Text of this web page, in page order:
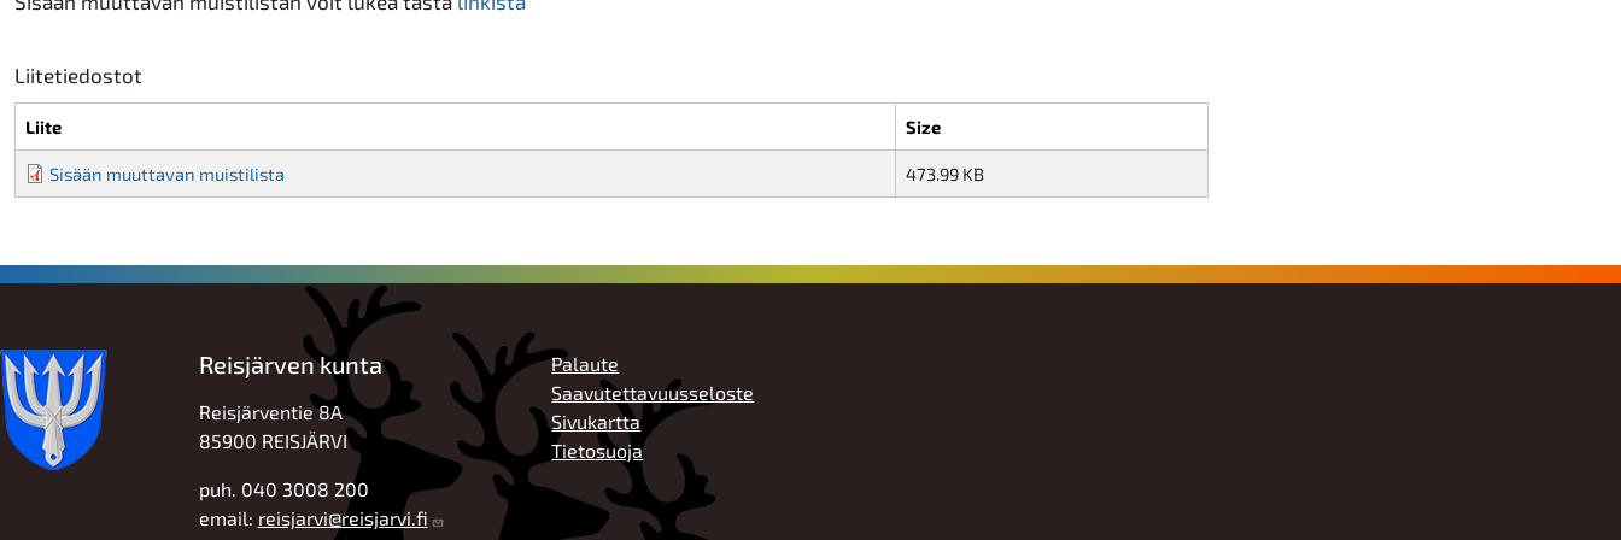
Liitetiedostot
Liite Size
Sisään muuttavan muistilista 473.99 KB
Reisjärven kunta
Reisjärventie 8A
85900 REISJÄRVI
puh. 040 3008 200
email: reisjarvi@reisjarvi.fi
ALATUNNISTE
Palaute
Saavutettavuusseloste
Sivukartta
Tietosuoja